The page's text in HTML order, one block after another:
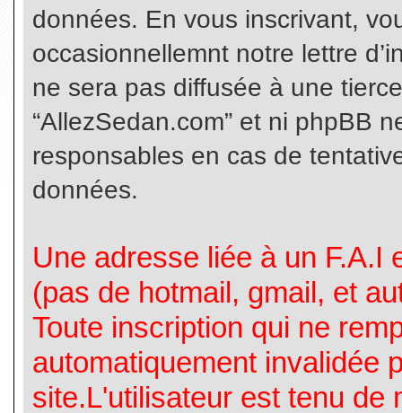
données. En vous inscrivant,
occasionnellemnt notre lettre
ne sera pas diffusée à une
“AllezSedan.com” et ni phpBB
responsables en cas de
données.
Une adresse liée à un F.A.I
(pas de hotmail, gmail, et
Toute inscription qui ne
automatiquement invalidée
site.L'utilisateur est tenu de